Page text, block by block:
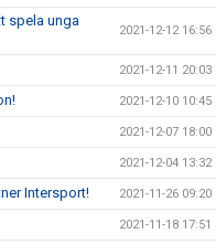
spela unga
2021-12-12 16:56
2021-12-11 20:03
2021-12-10 10:45
2021-12-07 18:00
2021-12-04 13:32
Intersport! 2021-11-26 09:20
2021-11-18 17:51